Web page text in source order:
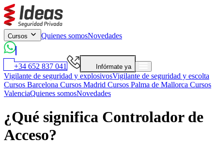
Cursos Quienes somosNovedades
+34 652 837 041 Infórmate ya
Vigilante de seguridad y explosivosVigilante de seguridad y escolta
Cursos Barcelona Cursos Madrid Cursos Palma de Mallorca Cursos
ValenciaQuienes somosNovedades
¿Qué significa Controlador de
Acceso?